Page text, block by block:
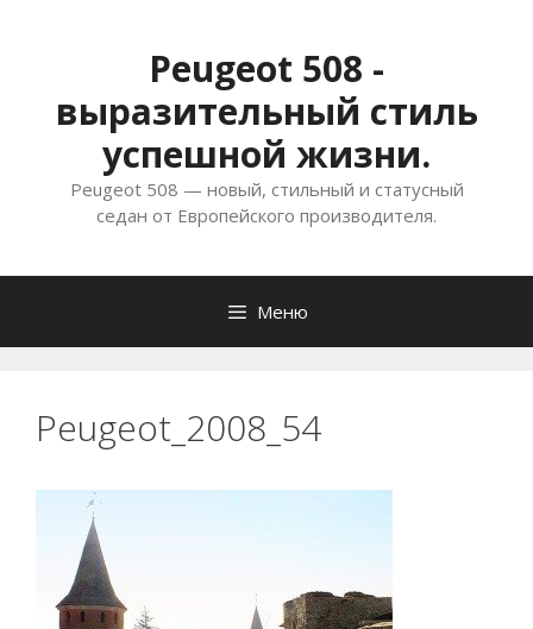
Peugeot 508 -
выразительный стиль
успешной жизни.
Peugeot 508 — новый, стильный и статусный
седан от Европейского производителя.
Меню
Peugeot_2008_54